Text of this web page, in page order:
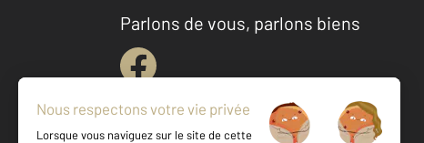
Parlons de vous, parlons biens